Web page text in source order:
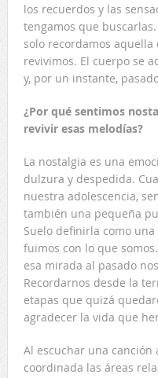
los recuerdos y las
tengamos que
solo recordamos aquella
revivimos. El cuerpo se
y, por un instante,
¿Por qué sentimos
revivir esas melodías?
La nostalgia es una
dulzura y despedida.
nuestra adolescencia,
también una pequeña
Suelo definirla como
fuimos con lo que
esa mirada al pasado
Recordarnos desde la
etapas que quizá
agradecer la vida que
Al escuchar una
coordinada las áreas